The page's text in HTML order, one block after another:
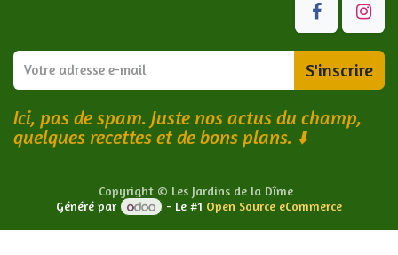
S'inscrire
Ici, pas de spam. Juste nos actus du champ,
quelques recettes et de bons plans. ⬇️
Copyright © Les Jardins de la Dîme
Généré par
- Le #1 Open Source eCommerce